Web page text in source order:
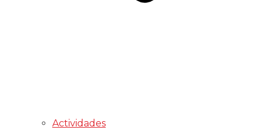
Actividades